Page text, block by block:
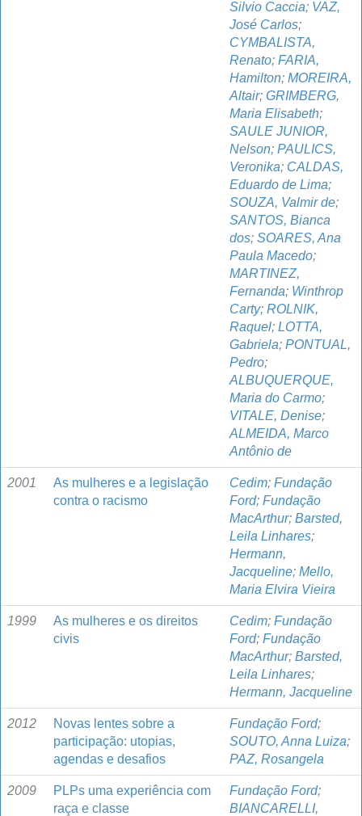
Silvio Caccia; VAZ,
José Carlos;
CYMBALISTA,
Renato; FARIA,
Hamilton; MOREIRA,
Altair; GRIMBERG,
Maria Elisabeth;
SAULE JUNIOR,
Nelson; PAULICS,
Veronika; CALDAS,
Eduardo de Lima;
SOUZA, Valmir de;
SANTOS, Bianca
dos; SOARES, Ana
Paula Macedo;
MARTINEZ,
Fernanda; Winthrop
Carty; ROLNIK,
Raquel; LOTTA,
Gabriela; PONTUAL,
Pedro;
ALBUQUERQUE,
Maria do Carmo;
VITALE, Denise;
ALMEIDA, Marco
Antônio de
2001
As mulheres e a legislação
contra o racismo
Cedim; Fundação
Ford; Fundação
MacArthur; Barsted,
Leila Linhares;
Hermann,
Jacqueline; Mello,
Maria Elvira Vieira
1999
As mulheres e os direitos
civis
Cedim; Fundação
Ford; Fundação
MacArthur; Barsted,
Leila Linhares;
Hermann, Jacqueline
2012
Novas lentes sobre a
participação: utopias,
agendas e desafios
Fundação Ford;
SOUTO, Anna Luiza;
PAZ, Rosangela
2009
PLPs uma experiência com
raça e classe
Fundação Ford;
BIANCARELLI,